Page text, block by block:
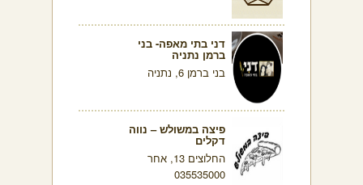
דני בתי מאפה- בני
ברמן נתניה
בני ברמן 6, נתניה
פיצה במשולש – נווה
דקלים
החלוצים 13, אחר
035535000